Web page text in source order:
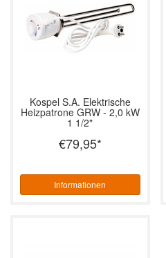
Kospel S.A. Elektrische
Heizpatrone GRW - 2,0 kW
1 1/2"
€79,95*
Informationen